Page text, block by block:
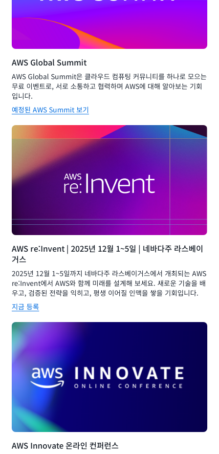
AWS Global Summit
AWS Global Summit은 클라우드 컴퓨팅 커뮤니티를 하나로 모으는
무료 이벤트로, 서로 소통하고 협력하며 AWS에 대해 알아보는 기회
입니다.
예정된 AWS Summit 보기
AWS re:Invent | 2025년 12월 1~5일 | 네바다주 라스베이
거스
2025년 12월 1~5일까지 네바다주 라스베이거스에서 개최되는 AWS
re:Invent에서 AWS와 함께 미래를 설계해 보세요. 새로운 기술을 배
우고, 검증된 전략을 익히고, 평생 이어질 인맥을 쌓을 기회입니다.
지금 등록
AWS Innovate 온라인 컨퍼런스